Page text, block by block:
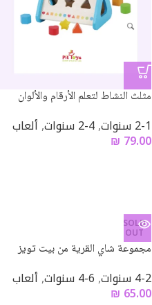
مثلث النشاط لتعلم الأرقام والألوان
2-1 سنوات ,4-2 سنوات ,ألعاب
₪ 79.00
SOLD
OUT
مجموعة شاي القرية من بيت تويز
4-2 سنوات ,6-4 سنوات ,ألعاب
₪ 65.00